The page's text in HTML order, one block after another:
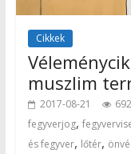
Cikkek
muszlim
2017-08-21
fegyverjog,
és fegyver, lőtér,